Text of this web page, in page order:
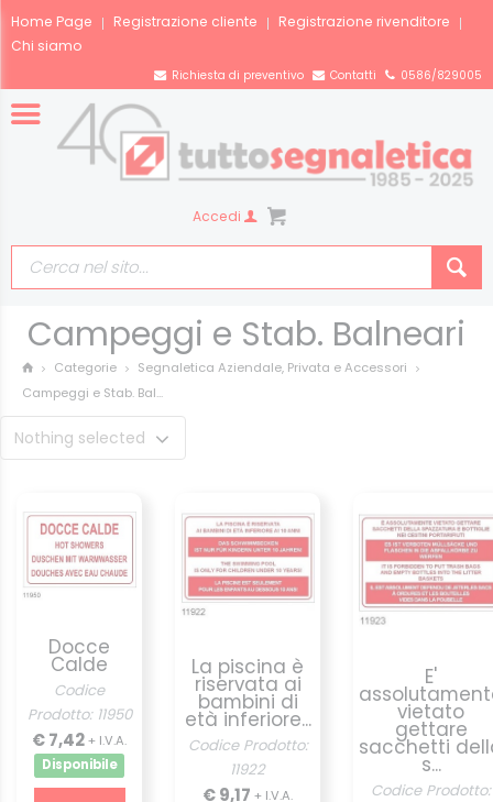
Home Page Registrazione cliente
Registrazione rivenditore
Chi siamo
Richiesta di preventivo Contatti 0586/829005
Accedi
Campeggi e Stab. Balneari
Categorie
Segnaletica Aziendale, Privata e Accessori
Campeggi e Stab. Bal...
Nothing selected
Docce
Calde
Codice
Prodotto: 11950
€ 7,42+ I.V.A.
Disponibile
La piscina è
riservata ai
bambini di
età inferiore...
Codice Prodotto:
11922
€ 9,17 + I.V.A.
E'
vietato
gettare
sacchetti
s...
Codice Prodotto: